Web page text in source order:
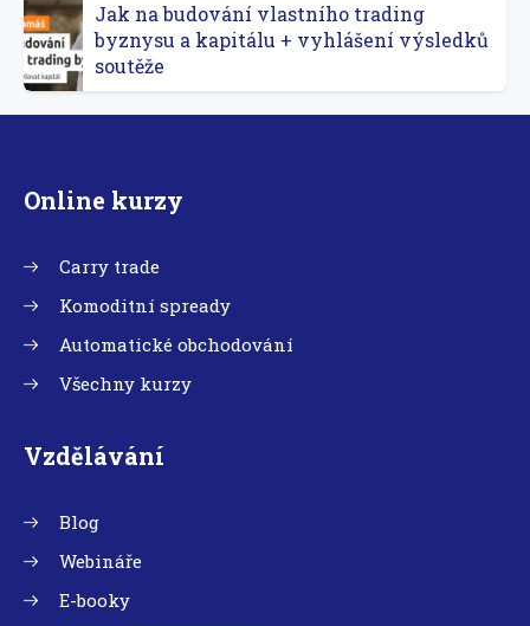
Jak na budování vlastního trading
byznysu a kapitálu + vyhlášení výsledků
soutěže
Online kurzy
Carry trade
Komoditní spready
Automatické obchodování
Všechny kurzy
Vzdělávání
Blog
Webináře
E-booky